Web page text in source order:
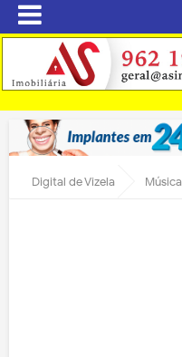
Digital de Vizela Música